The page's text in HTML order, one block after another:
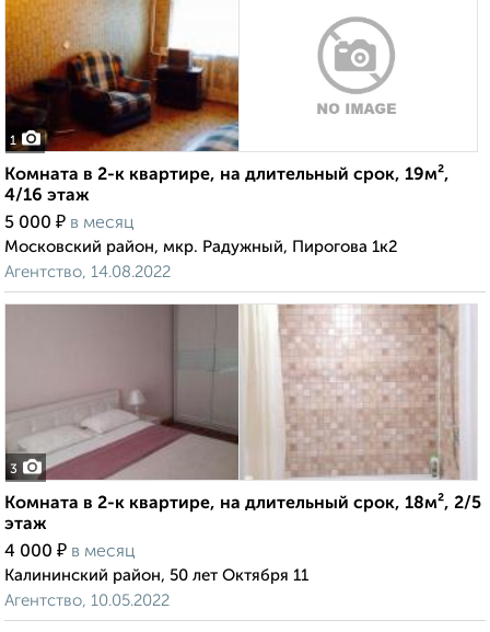
1
Комната в 2-к квартире, на длительный срок, 19м²,
4/16 этаж
5 000 ₽ в месяц
Московский район, мкр. Радужный, Пирогова 1к2
Агентство, 14.08.2022
3
Комната в 2-к квартире, на длительный срок, 18м², 2/5
этаж
4 000 ₽ в месяц
Калининский район, 50 лет Октября 11
Агентство, 10.05.2022